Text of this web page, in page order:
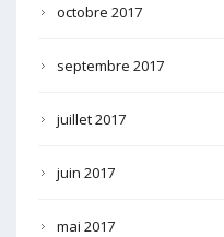
octobre 2017
septembre 2017
juillet 2017
juin 2017
mai 2017